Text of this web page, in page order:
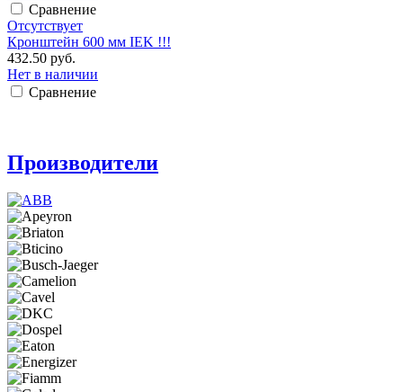
Сравнение
Отсутствует
Кронштейн 600 мм IEK !!!
432.50 руб.
Нет в наличии
Сравнение
Производители